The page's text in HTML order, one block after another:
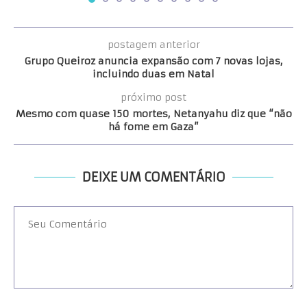
postagem anterior
Grupo Queiroz anuncia expansão com 7 novas lojas,
incluindo duas em Natal
próximo post
Mesmo com quase 150 mortes, Netanyahu diz que “não
há fome em Gaza”
DEIXE UM COMENTÁRIO